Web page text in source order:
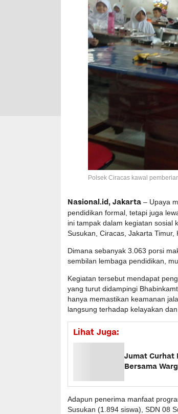
Polsek Ciracas kawal
Nasional.id, Jakarta – Upaya
pendidikan formal, tetapi juga
ini tampak dalam kegiatan sosial
Susukan, Ciracas, Jakarta Timur,
Dimana sebanyak 3.063 porsi
sembilan lembaga pendidikan,
Kegiatan tersebut mendapat
yang turut didampingi
hanya memastikan keamanan
langsung terhadap kelayakan
Lihat Juga:
Jumat Curhat
Bersama
Adapun penerima manfaat
Susukan (1.894 siswa), SDN 08